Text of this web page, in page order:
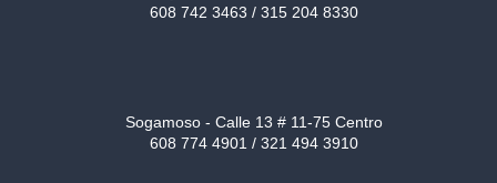
608 742 3463 / 315 204 8330
Sogamoso - Calle 13 # 11-75 Centro
608 774 4901 / 321 494 3910